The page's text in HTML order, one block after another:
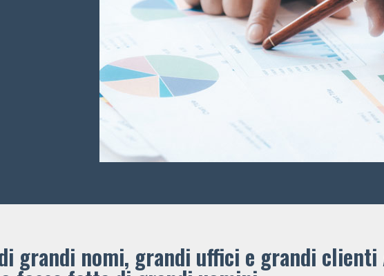
grandi nomi, grandi uffici e grandi clienti